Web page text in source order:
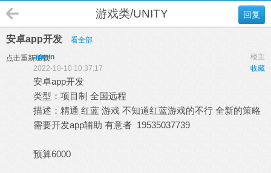
回复
游戏类/UNITY
安卓app开发 看全部
点击重新加载 楼主
admin
收藏
2022-10-10 10:37:17
安卓app开发
类型：项目制 全国远程
描述：精通 红蓝 游戏 不知道红蓝游戏的不行 全新的策略
需要开发app辅助 有意者 19535037739
预算6000